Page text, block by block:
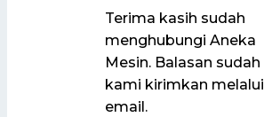
Terima kasih sudah
menghubungi Aneka
Mesin. Balasan sudah
kami kirimkan melalui
email.